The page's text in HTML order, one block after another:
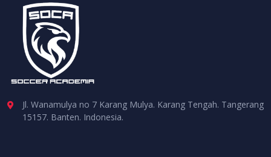
Jl. Wanamulya no 7 Karang Mulya. Karang Tengah. Tangerang
15157. Banten. Indonesia.